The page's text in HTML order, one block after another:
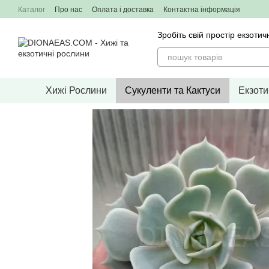
Перейти до основного контенту
Каталог Про нас Оплата і доставка Контактна інформація
Зробіть свій простір
Хижі Рослини Сукуленти та Кактуси